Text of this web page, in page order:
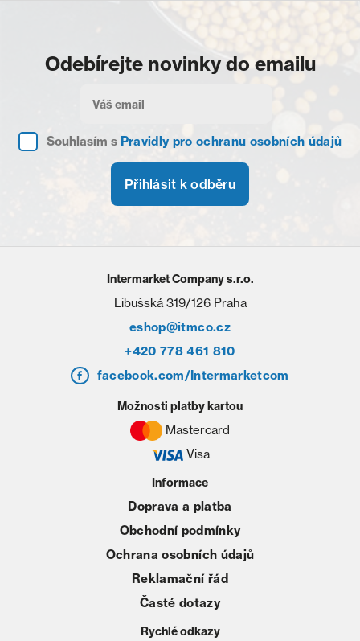
Odebírejte novinky do emailu
Souhlasím s Pravidly pro ochranu osobních údajů
Přihlásit k odběru
Intermarket Company s.r.o.
Libušská 319/126 Praha
eshop@itmco.cz
+420 778 461 810
facebook.com/Intermarketcom
Informace
Doprava a platba
Obchodní podmínky
Ochrana osobních údajů
Reklamační řád
Časté dotazy
Rychlé odkazy
Možnosti platby kartou
Mastercard
Visa